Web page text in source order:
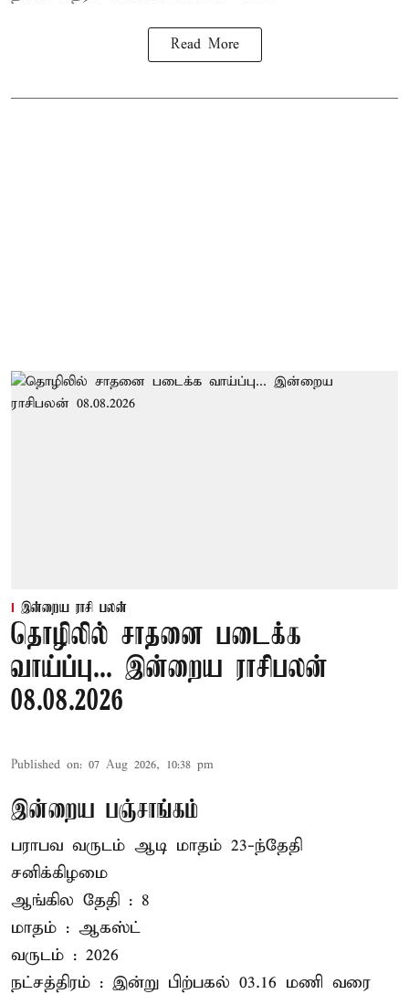
Read More
இன்றைய ராசி பலன்
தொழிலில் சாதனை படைக்க
வாய்ப்பு... இன்றைய ராசிபலன்
08.08.2026
Published on: 07 Aug 2026, 10:38 pm
இன்றைய பஞ்சாங்கம்
பராபவ வருடம் ஆடி மாதம் 23-ந்தேதி
சனிக்கிழமை
ஆங்கில தேதி : 8
மாதம் : ஆகஸ்ட்
வருடம் : 2026
நட்சத்திரம் : இன்று பிற்பகல் 03.16 மணி வரை